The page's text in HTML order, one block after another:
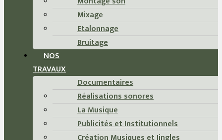
Mixage
Etalonnage
Bruitage
NOS
TRAVAUX
Documentaires
Réalisations sonores
La Musique
Publicités et Institutionnels